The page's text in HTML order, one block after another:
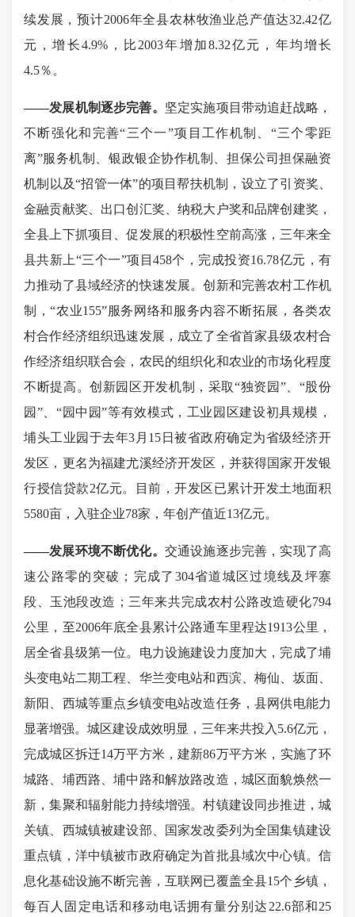
续发展，预计2006年全县农林牧渔业总产值达32.42亿
元，增长4.9%，比2003年增加8.32亿元，年均增长
4.5％。
——发展机制逐步完善。 坚定实施项目带动追赶战略，
不断强化和完善“三个一”项目工作机制、“三个零距
离”服务机制、银政银企协作机制、担保公司担保融资
机制以及“招管一体”的项目帮扶机制，设立了引资奖、
金融贡献奖、出口创汇奖、纳税大户奖和品牌创建奖，
全县上下抓项目、促发展的积极性空前高涨，三年来全
县共新上“三个一”项目458个，完成投资16.78亿元，有
力推动了县域经济的快速发展。创新和完善农村工作机
制，“农业155”服务网络和服务内容不断拓展，各类农
村合作经济组织迅速发展，成立了全省首家县级农村合
作经济组织联合会，农民的组织化和农业的市场化程度
不断提高。创新园区开发机制，采取“独资园”、“股份
园”、“园中园”等有效模式，工业园区建设初具规模，
埔头工业园于去年3月15日被省政府确定为省级经济开
发区，更名为福建尤溪经济开发区，并获得国家开发银
行授信贷款2亿元。目前，开发区已累计开发土地面积
5580亩，入驻企业78家，年创产值近13亿元。
——发展环境不断优化。 交通设施逐步完善，实现了高
速公路零的突破；完成了 304省道城区过境线及坪寨
段、玉池段改造；三年来共完成农村公路改造硬化794
公里，至2006年底全县累计公路通车里程达1913公里，
居全省县级第一位。电力设施建设力度加大，完成了埔
头变电站二期工程、华兰变电站和西滨、梅仙、坂面、
新阳、西城等重点乡镇变电站改造任务，县网供电能力
显著增强。城区建设成效明显，三年来共投入5.6亿元，
完成城区拆迁14万平方米，建新86万平方米 ，实施了环
城路、埔西路、埔中路和解放路改造，城区面貌焕然一
新，集聚和辐射能力持续增强。村镇建设同步推进，城
关镇、西城镇被建设部、国家发改委列为全国集镇建设
重点镇，洋中镇被市政府确定为首批县域次中心镇。信
息化基础设施不断完善，互联网已覆盖全县15个乡镇，
每百人固定电话和移动电话拥有量分别达22.6部和25